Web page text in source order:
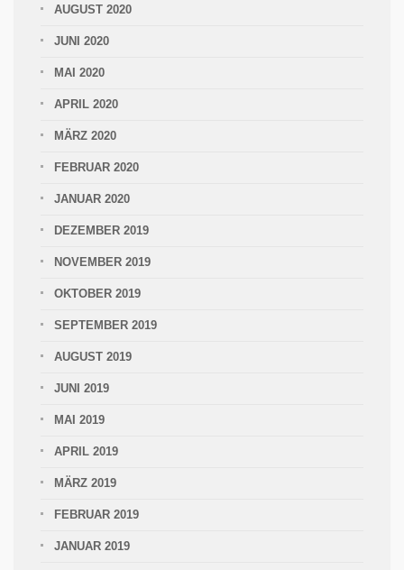
AUGUST 2020
JUNI 2020
MAI 2020
APRIL 2020
MÄRZ 2020
FEBRUAR 2020
JANUAR 2020
DEZEMBER 2019
NOVEMBER 2019
OKTOBER 2019
SEPTEMBER 2019
AUGUST 2019
JUNI 2019
MAI 2019
APRIL 2019
MÄRZ 2019
FEBRUAR 2019
JANUAR 2019